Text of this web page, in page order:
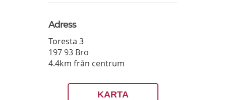
Adress
Toresta 3
197 93 Bro
4.4km från centrum
KARTA